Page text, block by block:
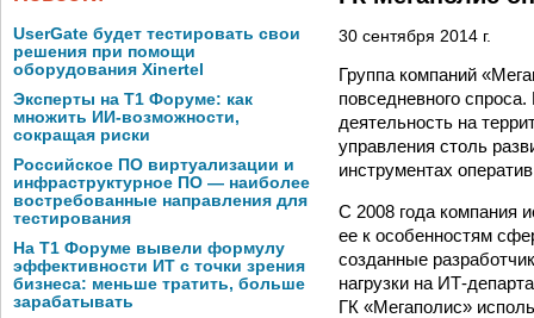
UserGate будет тестировать свои
решения при помощи
оборудования Xinertel
Эксперты на Т1 Форуме: как
множить ИИ-возможности,
сокращая риски
Российское ПО виртуализации и
инфраструктурное ПО — наиболее
востребованные направления для
тестирования
На Т1 Форуме вывели формулу
эффективности ИТ с точки зрения
бизнеса: меньше тратить, больше
зарабатывать
30 сентября 2014 г.
Группа компаний
повседневного
деятельность на
управления столь
инструментах
С 2008 года компания
ее к особенностям
созданные
нагрузки на ИТ-
ГК «Мегаполис»